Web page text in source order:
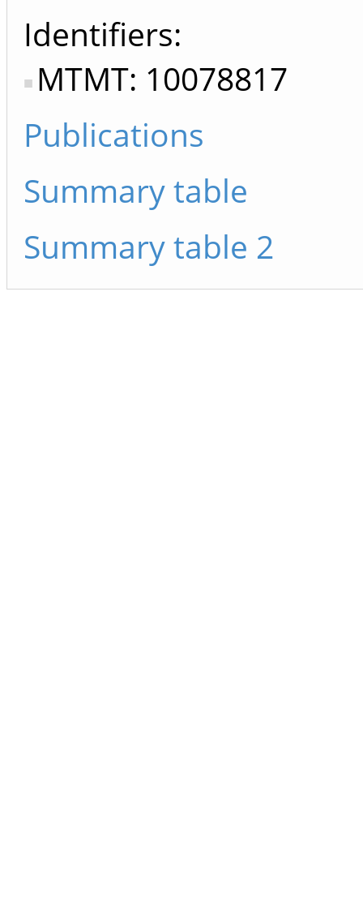
Identifiers
MTMT: 10078817
Publications
Summary table
Summary table 2